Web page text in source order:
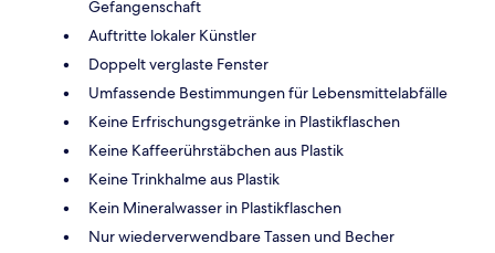
Gefangenschaft
Auftritte lokaler Künstler
Doppelt verglaste Fenster
Umfassende Bestimmungen für Lebensmittelabfälle
Keine Erfrischungsgetränke in Plastikflaschen
Keine Kaffeerührstäbchen aus Plastik
Keine Trinkhalme aus Plastik
Kein Mineralwasser in Plastikflaschen
Nur wiederverwendbare Tassen und Becher